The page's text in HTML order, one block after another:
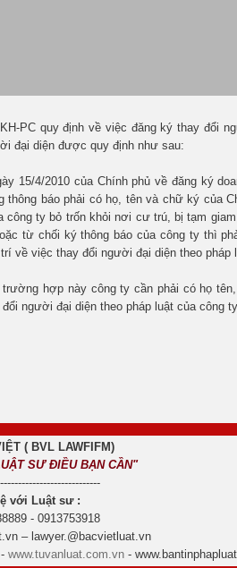
PC quy định về việc đăng ký thay đổi
đại diện được quy định như sau:
15/4/2010 của Chính phủ về đăng ký
báo phải có họ, tên và chữ ký của
ty bỏ trốn khỏi nơi cư trú, bị tạm
từ chối ký thông báo của công ty thì
về việc thay đổi người đại diện theo pháp
hợp này công ty cần phải có họ
người đại diện theo pháp luật của công
( BVL LAWFIFM)
SƯ ĐIỀU BẠN CẦN"
với Luật sư :
- 0913753918
– lawyer.@bacvietluat.vn
- www.tuvanluat.com.vn -